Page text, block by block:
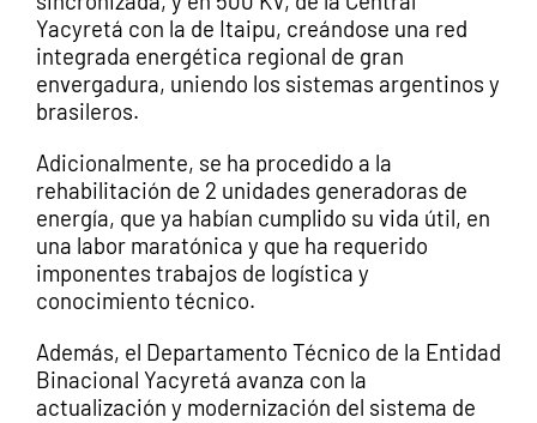
Yacyretá con la de Itaipu, creándose una red
integrada energética regional de gran
envergadura, uniendo los sistemas argentinos y
brasileros.
Adicionalmente, se ha procedido a la
rehabilitación de 2 unidades generadoras de
energía, que ya habían cumplido su vida útil, en
una labor maratónica y que ha requerido
imponentes trabajos de logística y
conocimiento técnico.
Además, el Departamento Técnico de la Entidad
Binacional Yacyretá avanza con la
actualización y modernización del sistema de